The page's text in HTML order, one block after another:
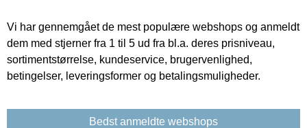
Vi har gennemgået de mest populære webshops og anmeldt
dem med stjerner fra 1 til 5 ud fra bl.a. deres prisniveau,
sortimentstørrelse, kundeservice, brugervenlighed,
betingelser, leveringsformer og betalingsmuligheder.
Bedst anmeldte webshops